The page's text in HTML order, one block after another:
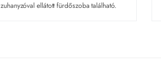
zuhanyzóval ellátott fürdőszoba található.